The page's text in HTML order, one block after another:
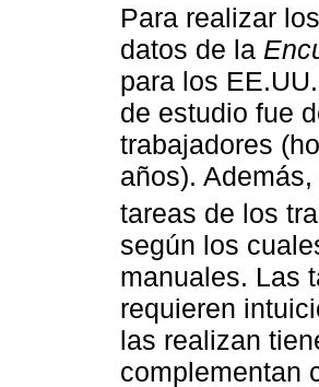
Para realizar
datos de la
para los
de estudio fue
trabajadores
años).
tareas de los
según los
manuales. Las
requieren
las realizan
complementan